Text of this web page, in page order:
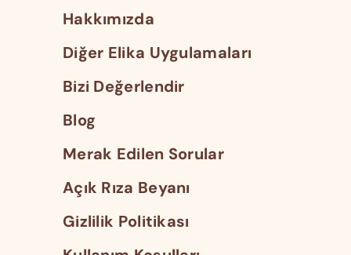
Hakkımızda
Diğer Elika Uygulamaları
Bizi Değerlendir
Blog
Merak Edilen Sorular
Açık Rıza Beyanı
Gizlilik Politikası